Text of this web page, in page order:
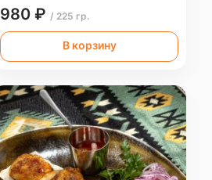
980 ₽ / 225 гр.
В корзину